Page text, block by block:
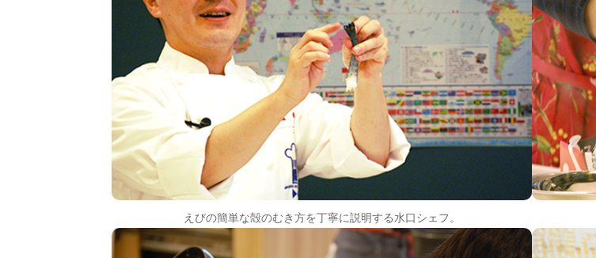
えびの簡単な殻のむき方を丁寧に説明する水口シェフ。